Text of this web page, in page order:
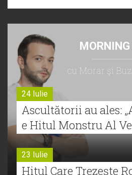
cu Morar şi
24 Iulie
Ascultătorii au ales:
e Hitul Monstru Al
23 Iulie
Hitul Care Trezește